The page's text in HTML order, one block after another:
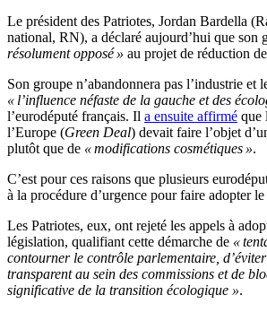
Le président des Patriotes, Jordan Bardella
national, RN), a déclaré aujourd’hui que son
résolument opposé » au projet de réduction
Son groupe n’abandonnera pas l’industrie et
« l’influence néfaste de la gauche et des
l’eurodéputé français. Il a ensuite affirmé que
l’Europe (Green Deal) devait faire l’objet
plutôt que de « modifications cosmétiques ».
C’est pour ces raisons que plusieurs
à la procédure d’urgence pour faire adopter le
Les Patriotes, eux, ont rejeté les appels à
législation, qualifiant cette démarche de «
contourner le contrôle parlementaire,
transparent au sein des commissions et de
significative de la transition écologique ».